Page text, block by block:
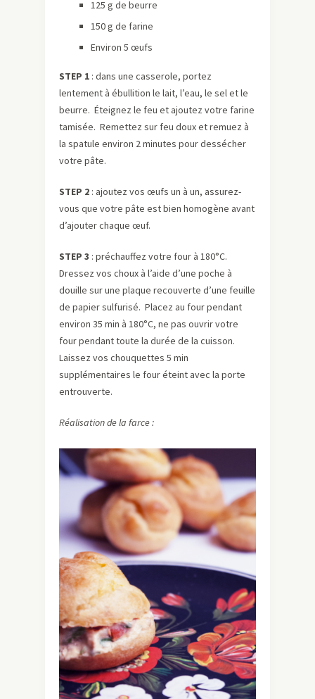
125 g de beurre
150 g de farine
Environ 5 œufs
STEP 1 : dans une casserole, portez
lentement à ébullition le lait, l’eau, le sel et le
beurre. Éteignez le feu et ajoutez votre farine
tamisée. Remettez sur feu doux et remuez à
la spatule environ 2 minutes pour dessécher
votre pâte.
STEP 2 : ajoutez vos œufs un à un, assurez-
vous que votre pâte est bien homogène avant
d’ajouter chaque œuf.
STEP 3 : préchauffez votre four à 180°C.
Dressez vos choux à l’aide d’une poche à
douille sur une plaque recouverte d’une feuille
de papier sulfurisé. Placez au four pendant
environ 35 min à 180°C, ne pas ouvrir votre
four pendant toute la durée de la cuisson.
Laissez vos chouquettes 5 min
supplémentaires le four éteint avec la porte
entrouverte.
Réalisation de la farce :